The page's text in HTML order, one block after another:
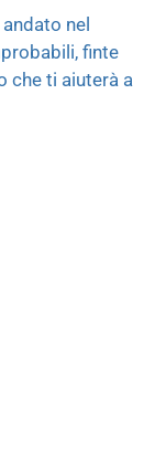
andato nel
finte
che ti aiuterà a